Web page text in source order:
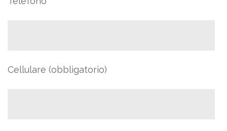
Cellulare (obbligatorio)